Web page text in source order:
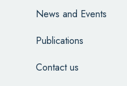
News and Events
Publications
Contact us